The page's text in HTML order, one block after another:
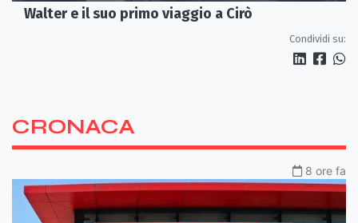
Walter e il suo primo viaggio a Cirò
Condividi su:
CRONACA
8 ore fa